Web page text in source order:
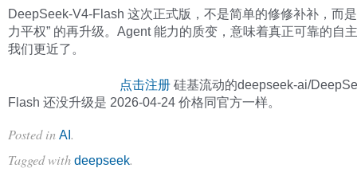
DeepSeek-V4-Flash 这次正式版，不是简单的修修补补，而
力平权” 的再升级。Agent 能力的质变，意味着真正可靠的自
我们更近了。
点击注册 硅基流动的deepseek-ai/
Flash 还没升级是 2026-04-24 价格同官方一样。
Posted in AI.
Tagged with deepseek.